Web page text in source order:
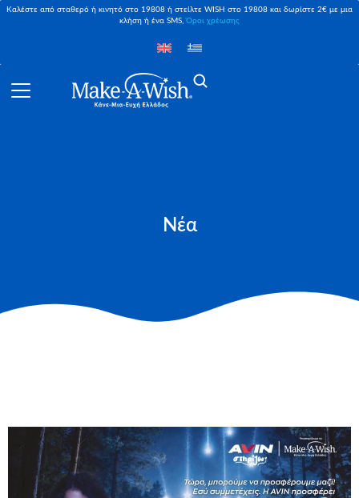
Καλέστε από σταθερό ή κινητό στο 19808 ή στείλτε WISH στο 19808 και δωρίστε 2€ με μια
κλήση ή ένα SMS,Όροι χρέωσης
Νέα